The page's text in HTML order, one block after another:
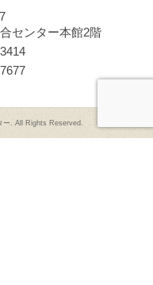
センター本館2階
ー. All Rights Reserved.